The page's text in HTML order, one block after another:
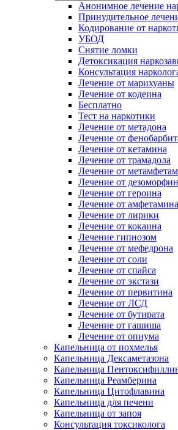
Анонимное лечение
Принудительное
Кодирование от
УБОД
Снятие ломки
Детоксикация
Консультация
Лечение от марихуаны
Лечение от кодеина
Бесплатно
Тест на наркотики
Лечение от метадона
Лечение от
Лечение от кетамина
Лечение от трамадола
Лечение от
Лечение от
Лечение от героина
Лечение от амфетамина
Лечение от лирики
Лечение от кокаина
Лечение гипнозом
Лечение от мефедрона
Лечение от соли
Лечение от спайса
Лечение от экстази
Лечение от первитина
Лечение от ЛСД
Лечение от бутирата
Лечение от гашиша
Лечение от опиума
Капельница от похмелья
Капельница Дексаметазона
Капельница
Капельница Реамберина
Капельница Цитофлавина
Капельница для печени
Капельница от запоя
Консультация токсиколога